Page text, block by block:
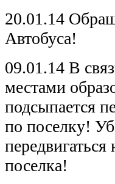
20.01.14
Автобуса!
09.01.14 В
местами
подсыпается
по поселку!
поселка!